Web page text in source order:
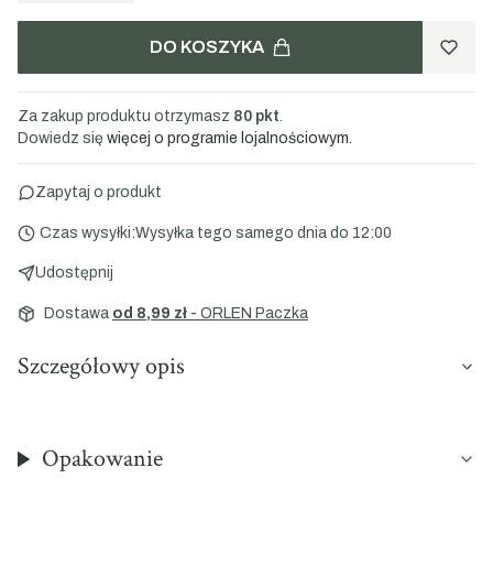
DO KOSZYKA
Za zakup produktu otrzymasz 80 pkt.
Dowiedz się więcej o programie lojalnościowym.
Zapytaj o produkt
Czas wysyłki:Wysyłka tego samego dnia do 12:00
Udostępnij
Dostawa od 8,99 zł - ORLEN Paczka
Szczegółowy opis
Opakowanie